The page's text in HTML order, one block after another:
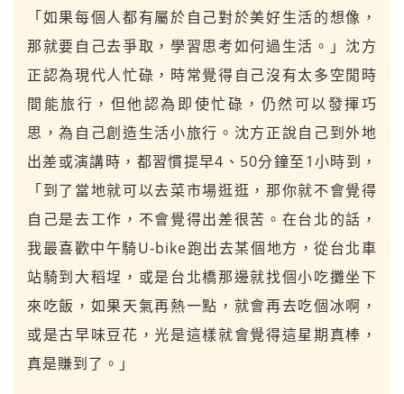
「如果每個人都有屬於自己對於美好生活的想像，
那就要自己去爭取，學習思考如何過生活。」沈方
正認為現代人忙碌，時常覺得自己沒有太多空閒時
間能旅行，但他認為即使忙碌，仍然可以發揮巧
思，為自己創造生活小旅行。沈方正說自己到外地
出差或演講時，都習慣提早4、50分鐘至1小時到，
「到了當地就可以去菜市場逛逛，那你就不會覺得
自己是去工作，不會覺得出差很苦。在台北的話，
我最喜歡中午騎U-bike跑出去某個地方，從台北車
站騎到大稻埕，或是台北橋那邊就找個小吃攤坐下
來吃飯，如果天氣再熱一點，就會再去吃個冰啊，
或是古早味豆花，光是這樣就會覺得這星期真棒，
真是賺到了。」